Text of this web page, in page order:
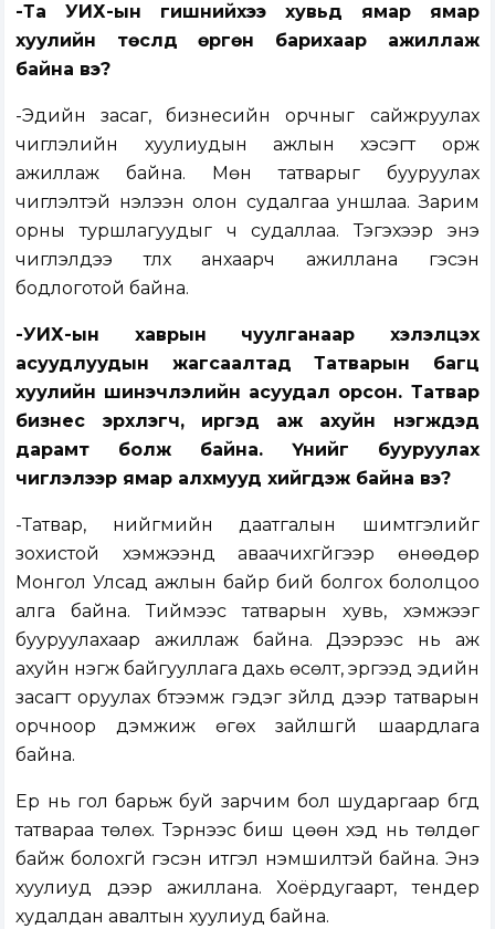
-Та УИХ-ын гишүүнийхээ хувьд ямар ямар
хуулийн төслүүд өргөн барихаар ажиллаж
байна вэ?
-Эдийн засаг, бизнесийн орчныг сайжруулах
чиглэлийн хуулиудын ажлын хэсэгт орж
ажиллаж байна. Мөн татварыг бууруулах
чиглэлтэй нэлээн олон судалгаа уншлаа. Зарим
орны туршлагуудыг ч судаллаа. Тэгэхээр энэ
чиглэлдээ түлхүү анхаарч ажиллана гэсэн
бодлоготой байна.
-УИХ-ын хаврын чуулганаар хэлэлцэх
асуудлуудын жагсаалтад Татварын багц
хуулийн шинэчлэлийн асуудал орсон. Татвар
бизнес эрхлэгч, иргэд аж ахуйн нэгжүүдэд
дарамт болж байна. Үүнийг бууруулах
чиглэлээр ямар алхмууд хийгдэж байна вэ?
-Татвар, нийгмийн даатгалын шимтгэлийг
зохистой хэмжээнд аваачихгүйгээр өнөөдөр
Монгол Улсад ажлын байр бий болгох бололцоо
алга байна. Тиймээс татварын хувь, хэмжээг
бууруулахаар ажиллаж байна. Дээрээс нь аж
ахуйн нэгж байгууллага дахь өсөлт, эргээд эдийн
засагт оруулах бүтээмж гэдэг зүйлүүд дээр татварын
орчноор дэмжиж өгөх зайлшгүй шаардлага
байна.
Ер нь гол барьж буй зарчим бол шударгаар бүгд
татвараа төлөх. Тэрнээс биш цөөн хэд нь төлдөг
байж болохгүй гэсэн итгэл үнэмшилтэй байна. Энэ
хуулиуд дээр ажиллана. Хоёрдугаарт, тендер
худалдан авалтын хуулиуд байна.